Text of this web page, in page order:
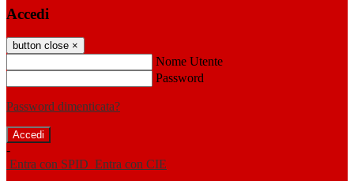
Accedi
button close ×
Nome Utente
Password
Password dimenticata?
-
Entra con SPID Entra con CIE